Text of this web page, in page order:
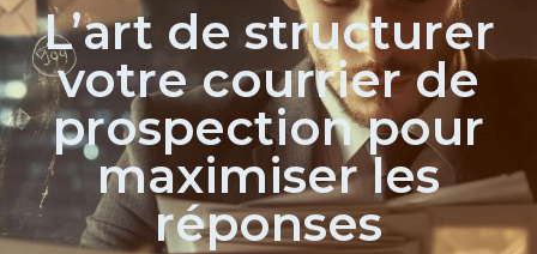
L’art de structurer
votre courrier de
prospection pour
maximiser les
réponses